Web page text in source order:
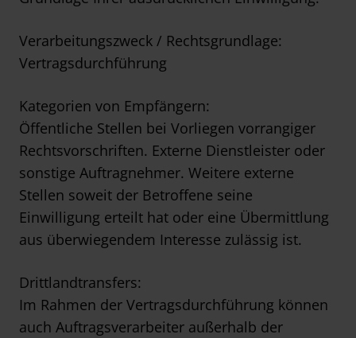
Verarbeitungszweck / Rechtsgrundlage:
Vertragsdurchführung
Kategorien von Empfängern:
Öffentliche Stellen bei Vorliegen vorrangiger
Rechtsvorschriften. Externe Dienstleister oder
sonstige Auftragnehmer. Weitere externe
Stellen soweit der Betroffene seine
Einwilligung erteilt hat oder eine Übermittlung
aus überwiegendem Interesse zulässig ist.
Drittlandtransfers:
Im Rahmen der Vertragsdurchführung können
auch Auftragsverarbeiter außerhalb der